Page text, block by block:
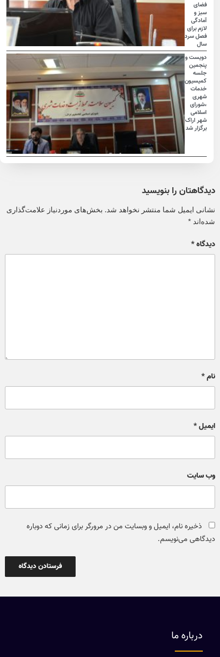
فضای
سبز و
آمادگی
لازم برای
فصل سرد
سال
دویست و
پنجمین
جلسه
کمیسیون
خدمات
شهری
،شورای
اسلامی
شهر اراک
برگزار شد
دیدگاهتان را بنویسید
نشانی ایمیل شما منتشر نخواهد شد. بخش‌های موردنیاز علامت‌گذاری
شده‌اند*
دیدگاه*
نام*
ایمیل*
وب‌ سایت
ذخیره نام، ایمیل و وبسایت من در مرورگر برای زمانی که دوباره
دیدگاهی می‌نویسم.
درباره ما